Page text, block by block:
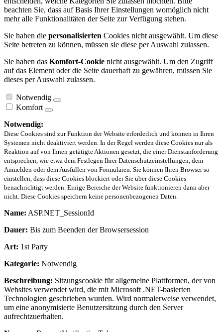
beachten Sie, dass auf Basis Ihrer Einstellungen womöglich nicht
mehr alle Funktionalitäten der Seite zur Verfügung stehen.
Sie haben die personalisierten Cookies nicht ausgewählt. Um diese
Seite betreten zu können, müssen sie diese per Auswahl zulassen.
Sie haben das Komfort-Cookie nicht ausgewählt. Um den Zugriff
auf das Element oder die Seite dauerhaft zu gewähren, müssen Sie
dieses per Auswahl zulassen.
Notwendig
Komfort
Notwendig:
Diese Cookies sind zur Funktion der Website erforderlich und können in Ihren
Systemen nicht deaktiviert werden. In der Regel werden diese Cookies nur als
Reaktion auf von Ihnen getätigte Aktionen gesetzt, die einer Dienstanforderung
entsprechen, wie etwa dem Festlegen Ihrer Datenschutzeinstellungen, dem
Anmelden oder dem Ausfüllen von Formularen. Sie können Ihren Browser so
einstellen, dass diese Cookies blockiert oder Sie über diese Cookies
benachrichtigt werden. Einige Bereiche der Website funktionieren dann aber
nicht. Diese Cookies speichern keine personenbezogenen Daten.
Name: ASP.NET_SessionId
Dauer: Bis zum Beenden der Browsersession
Art: 1st Party
Kategorie: Notwendig
Beschreibung: Sitzungscookie für allgemeine Plattformen, der von
Websites verwendet wird, die mit Microsoft .NET-basierten
Technologien geschrieben wurden. Wird normalerweise verwendet,
um eine anonymisierte Benutzersitzung durch den Server
aufrechtzuerhalten.